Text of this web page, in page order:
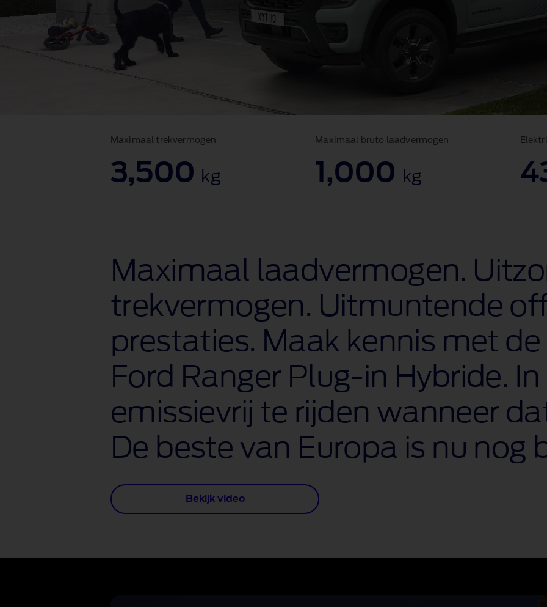
Maximaal trekvermogen
3,500 kg
Maximaal bruto laadvermogen
1,000 kg
Maximaal laadvermogen.
trekvermogen. Uitmuntende
prestaties. Maak kennis met
Ford Ranger Plug-in Hybride.
emissievrij te rijden wanneer
De beste van Europa is nu nog
Bekijk video